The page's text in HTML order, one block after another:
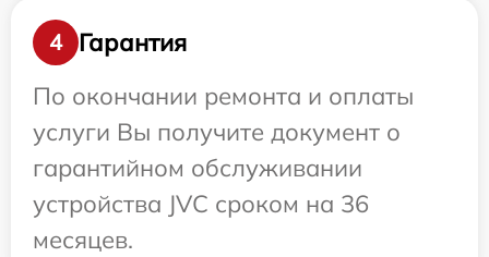
4
Гарантия
По окончании ремонта и оплаты
услуги Вы получите документ о
гарантийном обслуживании
устройства JVC сроком на 36
месяцев.